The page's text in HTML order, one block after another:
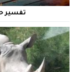
تفسير